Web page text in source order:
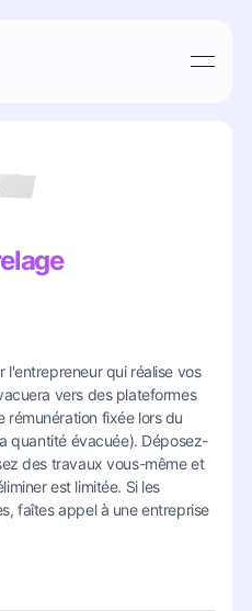
l'entrepreneur qui réalise vos
vers des plateformes
fixée lors du
quantité évacuée). Déposez-
des travaux vous-même et
est limitée. Si les
faîtes appel à une entreprise